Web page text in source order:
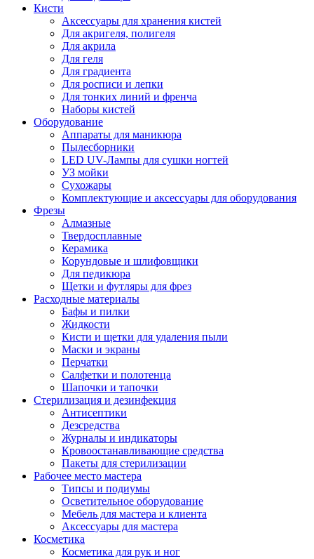
Кисти
Аксессуары для хранения кистей
Для акригеля, полигеля
Для акрила
Для геля
Для градиента
Для росписи и лепки
Для тонких линий и френча
Наборы кистей
Оборудование
Аппараты для маникюра
Пылесборники
LED UV-Лампы для сушки ногтей
УЗ мойки
Сухожары
Комплектующие и аксессуары для оборудования
Фрезы
Алмазные
Твердосплавные
Керамика
Корундовые и шлифовщики
Для педикюра
Щетки и футляры для фрез
Расходные материалы
Бафы и пилки
Жидкости
Кисти и щетки для удаления пыли
Маски и экраны
Перчатки
Салфетки и полотенца
Шапочки и тапочки
Стерилизация и дезинфекция
Антисептики
Дезсредства
Журналы и индикаторы
Кровоостанавливающие средства
Пакеты для стерилизации
Рабочее место мастера
Типсы и подиумы
Осветительное оборудование
Мебель для мастера и клиента
Аксессуары для мастера
Косметика
Косметика для рук и ног